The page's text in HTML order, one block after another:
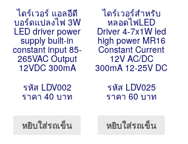
ไดร์เวอร์ แอลอีดี
บอร์ดแปลงไฟ 3W
LED driver power
supply built-in
constant input 85-
265VAC Output
12VDC 300mA
รหัส LDV002
ราคา 40 บาท
หยิบใส่รถเข็น
ไดร์เวอร์สำหรับ
หลอดไฟLED
Driver 4-7x1W led
high power MR16
Constant Current
12V AC/DC
300mA 12-25V DC
รหัส LDV025
ราคา 60 บาท
หยิบใส่รถเข็น